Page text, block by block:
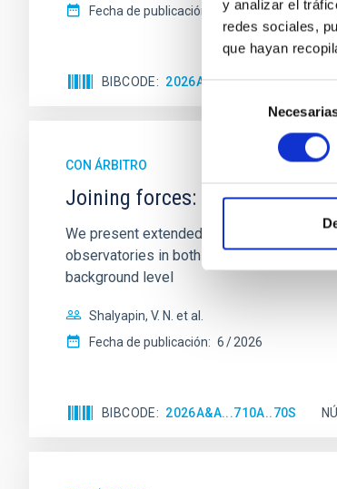
y analizar el
redes sociales,
que hayan
consentimiento
Fecha de publicación:
6 2026
BIBCODE 2026A&A...710A..95S
CON ÁRBITRO
Joining forces: 30 years of
We present extended optical monitoring
observatories in both hemispheres and
background level
Shalyapin, V. N. et al.
Fecha de publicación: 6 2026
BIBCODE 2026A&A...710A..70S